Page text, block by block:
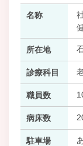
名称
所在地
診療科目
職員数
病床数
駐車場